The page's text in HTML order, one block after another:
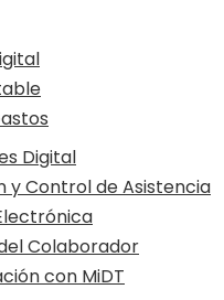
Digital
y Control de Asistencia
Colaborador
con MiDT